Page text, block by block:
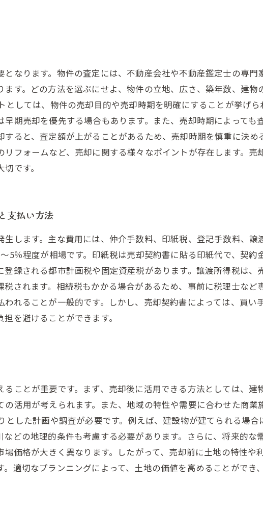
なります。物件の査定には、不動産会社や不動産鑑定士の専門
す。どの方法を選ぶにせよ、物件の立地、広さ、築年数、建
としては、物件の売却目的や売却時期を明確にすることが挙げ
期売却を優先する場合もあります。また、売却時期によっても
ると、査定額が上がることがあるため、売却時期を慎重に決め
フォームなど、売却に関する様々なポイントが存在します。売
です。
支払い方法
します。主な費用には、仲介手数料、印紙税、登記手数料、譲
5％程度が相場です。印紙税は売却契約書に貼る印紙代で、契約
録される都市計画税や固定資産税があります。譲渡所得税は、
されます。相続税もかかる場合があるため、事前に税理士など
れることが一般的です。しかし、売却契約書によっては、買い
を避けることができます。
ことが重要です。まず、売却後に活用できる方法としては、建
活用が考えられます。また、地域の特性や需要に合わせた商
とした計画や調査が必要です。例えば、建設物が建てられる場
どの地理的条件も考慮する必要があります。さらに、将来的な
価格が大きく異なります。したがって、売却前に土地の特性
適切なプランニングによって、土地の価値を高めることができ